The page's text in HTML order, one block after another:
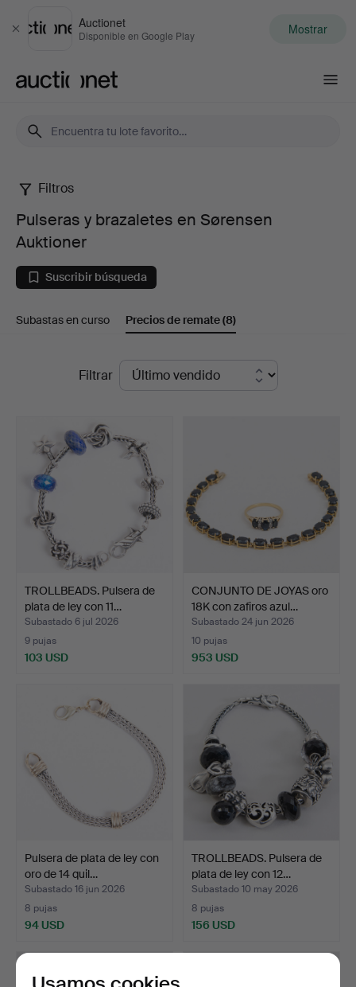
Cerrar
Auctionet
Disponible en Google Play Mostrar
Pulseras
brazaletes
en
Auktioner
Filtros
Pulseras y brazaletes en Sørensen
Auktioner
Suscribir búsqueda
Subastas en curso Precios de remate(8)
Filtrar
TROLLBEADS. Pulsera de
plata de ley con 11…
Subastado 6 jul 2026
9 pujas
103 USD
CONJUNTO DE JOYAS oro
18K con zafiros azul…
Subastado 24 jun 2026
10 pujas
953 USD
Pulsera de plata de ley con
oro de 14 quil…
Subastado 16 jun 2026
8 pujas
94 USD
TROLLBEADS. Pulsera de
plata de ley con 12…
Subastado 10 may 2026
8 pujas
156 USD